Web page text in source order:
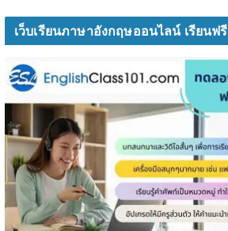
เว็บเรียนภาษาอังกฤษออนไลน์ เรียนฟรี